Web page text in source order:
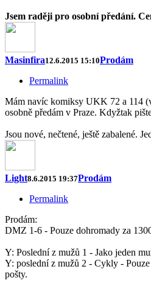
Jsem raději pro osobní předání.
Masinfira12.6.2015 15:10Prodám
Permalink
Mám navíc komiksy UKK 72 a 114
osobně předám v Praze. Kdyžtak
Jsou nové, nečtené, ještě zabalené.
Light8.6.2015 19:37Prodám
Permalink
Prodám:
DMZ 1-6 - Pouze dohromady za
Y: Poslední z mužů 1 - Jako jeden
Y: poslední z mužů 2 - Cykly -
pošty.